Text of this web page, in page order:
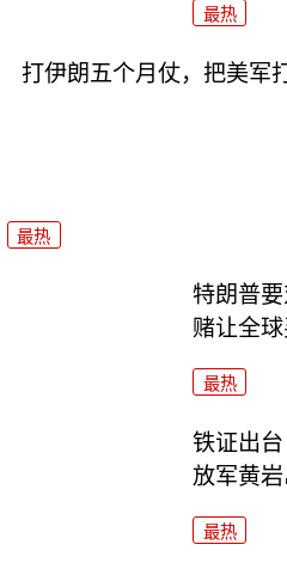
最热
打伊朗五个月仗，把美军
最热
特朗普要
赌让全
最热
铁证出
放军黄岩
最热